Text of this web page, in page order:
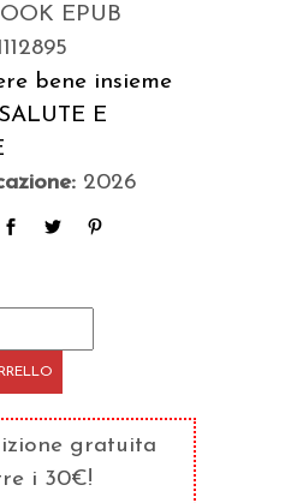
EPUB
bene insieme
SALUTE E
2026
gratuita
i 30€!